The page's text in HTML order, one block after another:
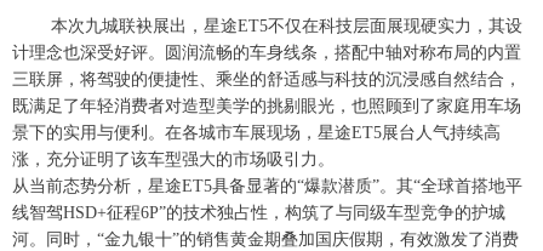
本次九城联袂展出，星途ET5不仅在科技层面展现硬实力，其设
计理念也深受好评。圆润流畅的车身线条，搭配中轴对称布局的内置
三联屏，将驾驶的便捷性、乘坐的舒适感与科技的沉浸感自然结合，
既满足了年轻消费者对造型美学的挑剔眼光，也照顾到了家庭用车场
景下的实用与便利。在各城市车展现场，星途ET5展台人气持续高
涨，充分证明了该车型强大的市场吸引力。
从当前态势分析，星途ET5具备显著的“爆款潜质”。其“全球首搭地平
线智驾HSD+征程6P”的技术独占性，构筑了与同级车型竞争的护城
河。同时，“金九银十”的销售黄金期叠加国庆假期，有效激发了消费